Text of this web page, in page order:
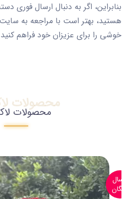
بنابراین، اگر به دنبال ارسال فوری
هستید، بهتر است با مراجعه به
خوشی را برای عزیزان خود فراهم
محصولات
محصولات
ارسال
رایگان